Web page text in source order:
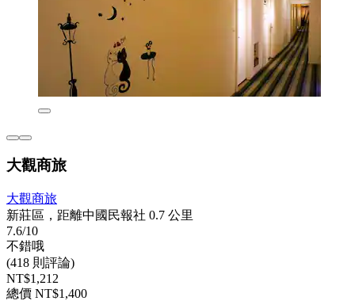
大觀商旅
大觀商旅
新莊區，距離中國民報社 0.7 公里
7.6/10
不錯哦
(418 則評論)
NT$1,212
總價 NT$1,400